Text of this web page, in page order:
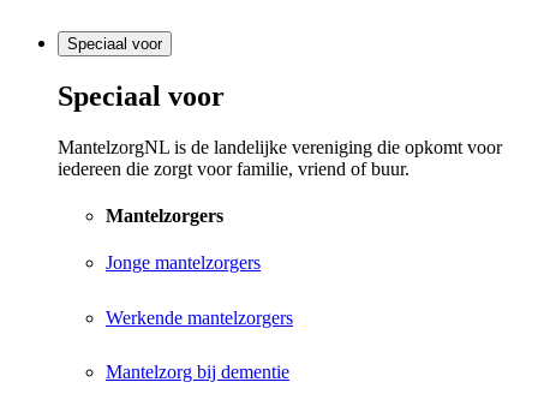
Speciaal voor
Speciaal voor
MantelzorgNL is de landelijke vereniging die opkomt voor
iedereen die zorgt voor familie, vriend of buur.
Mantelzorgers
Jonge mantelzorgers
Werkende mantelzorgers
Mantelzorg bij dementie